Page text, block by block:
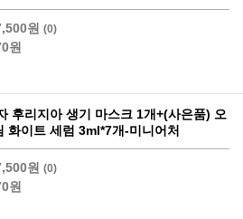
원 (0)
원
후리지아 생기 마스크 1개+(사은품) 오
화이트 세럼 3ml*7개-미니어처
원 (0)
원